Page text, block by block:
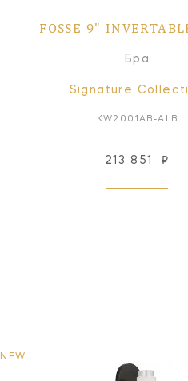
FOSSE 9"
Бра
Signature
KW2001AB-ALB
213 851 ₽
NEW